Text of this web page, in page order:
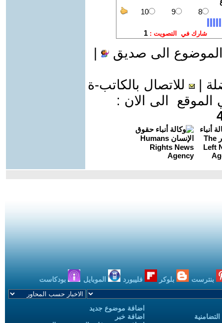
الى صديق
للاتصال بالكاتب-ة
الى الان :
بنترست بلوكر فليبورد الموبايل بودكاست
اضافة موضوع جديد
اضافة خبر